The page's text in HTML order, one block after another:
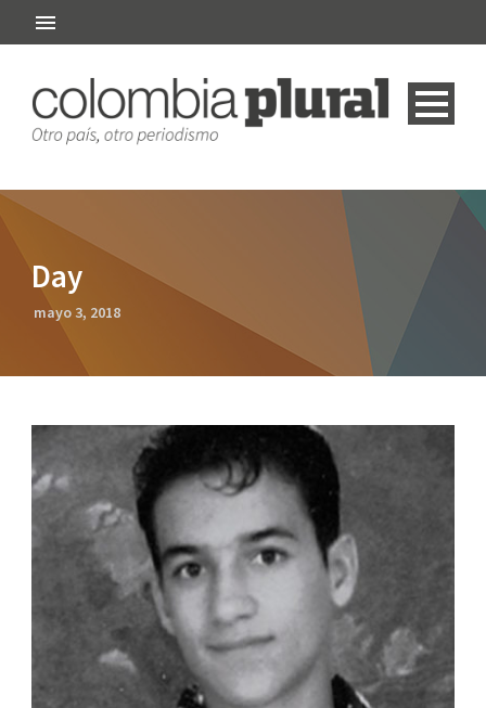
Day
mayo 3, 2018